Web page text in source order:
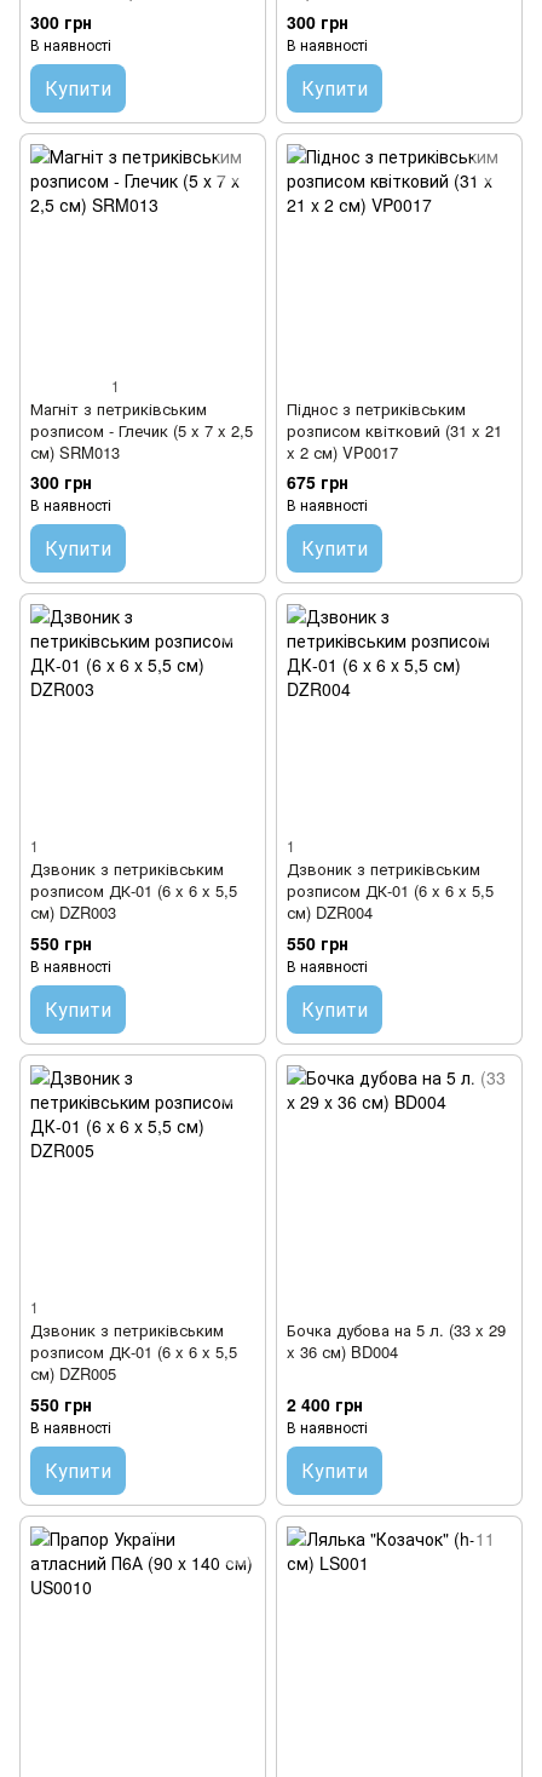
300 грн
В наявності
Купити
300 грн
В наявності
Купити
1
Магніт з петриківським
розписом - Глечик (5 x 7 x 2,5
см) SRM013
300 грн
В наявності
Купити
Піднос з петриківським
розписом квітковий (31 x 21
x 2 см) VP0017
675 грн
В наявності
Купити
1
Дзвоник з петриківським
розписом ДК-01 (6 x 6 x 5,5
см) DZR003
550 грн
В наявності
Купити
1
Дзвоник з петриківським
розписом ДК-01 (6 x 6 x 5,5
см) DZR004
550 грн
В наявності
Купити
1
Дзвоник з петриківським
розписом ДК-01 (6 x 6 x 5,5
см) DZR005
550 грн
В наявності
Купити
Бочка дубова на 5 л. (33 x 29
x 36 см) BD004
2 400 грн
В наявності
Купити